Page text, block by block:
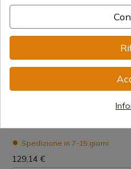
1023100900 Guanti o guanti a
Spedizione in 7-15 giorni
129,14 €